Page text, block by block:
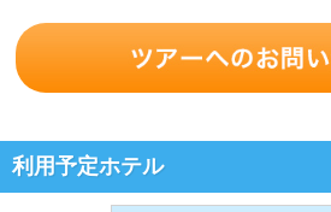
利用予定ホテル